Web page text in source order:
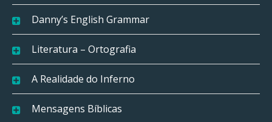
Danny’s English Grammar
Literatura – Ortografia
A Realidade do Inferno
Mensagens Bíblicas